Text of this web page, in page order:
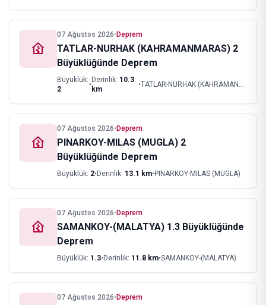
07 Ağustos 2026• Deprem
TATLAR-NURHAK (KAHRAMANMARAS) 2
Büyüklüğünde Deprem
Büyüklük:
2
•
Derinlik: 10.3
km
• TATLAR-NURHAK (KAHRAMANMARAS)
07 Ağustos 2026• Deprem
PINARKOY-MILAS (MUGLA) 2
Büyüklüğünde Deprem
Büyüklük: 2•Derinlik: 13.1 km•PINARKOY-MILAS (MUGLA)
07 Ağustos 2026• Deprem
SAMANKOY-(MALATYA) 1.3 Büyüklüğünde
Deprem
Büyüklük: 1.3•Derinlik: 11.8 km•SAMANKOY-(MALATYA)
07 Ağustos 2026• Deprem